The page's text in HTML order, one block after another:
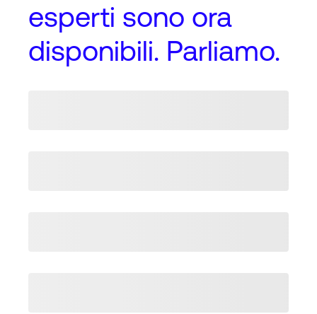
esperti sono ora
disponibili. Parliamo.